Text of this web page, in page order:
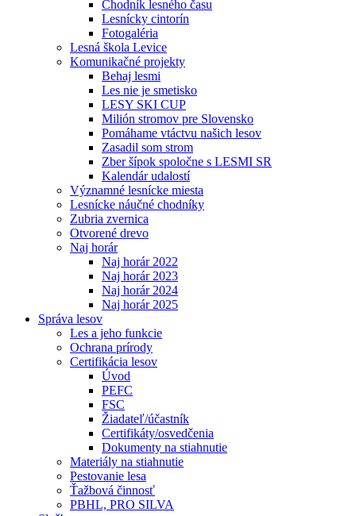
Chodník lesného času
Lesnícky cintorín
Fotogaléria
Lesná škola Levice
Komunikačné projekty
Behaj lesmi
Les nie je smetisko
LESY SKI CUP
Milión stromov pre Slovensko
Pomáhame vtáctvu našich lesov
Zasadil som strom
Zber šípok spoločne s LESMI SR
Kalendár udalostí
Významné lesnícke miesta
Lesnícke náučné chodníky
Zubria zvernica
Otvorené drevo
Naj horár
Naj horár 2022
Naj horár 2023
Naj horár 2024
Naj horár 2025
Správa lesov
Les a jeho funkcie
Ochrana prírody
Certifikácia lesov
Úvod
PEFC
FSC
Žiadateľ/účastník
Certifikáty/osvedčenia
Dokumenty na stiahnutie
Materiály na stiahnutie
Pestovanie lesa
Ťažbová činnosť
PBHL, PRO SILVA